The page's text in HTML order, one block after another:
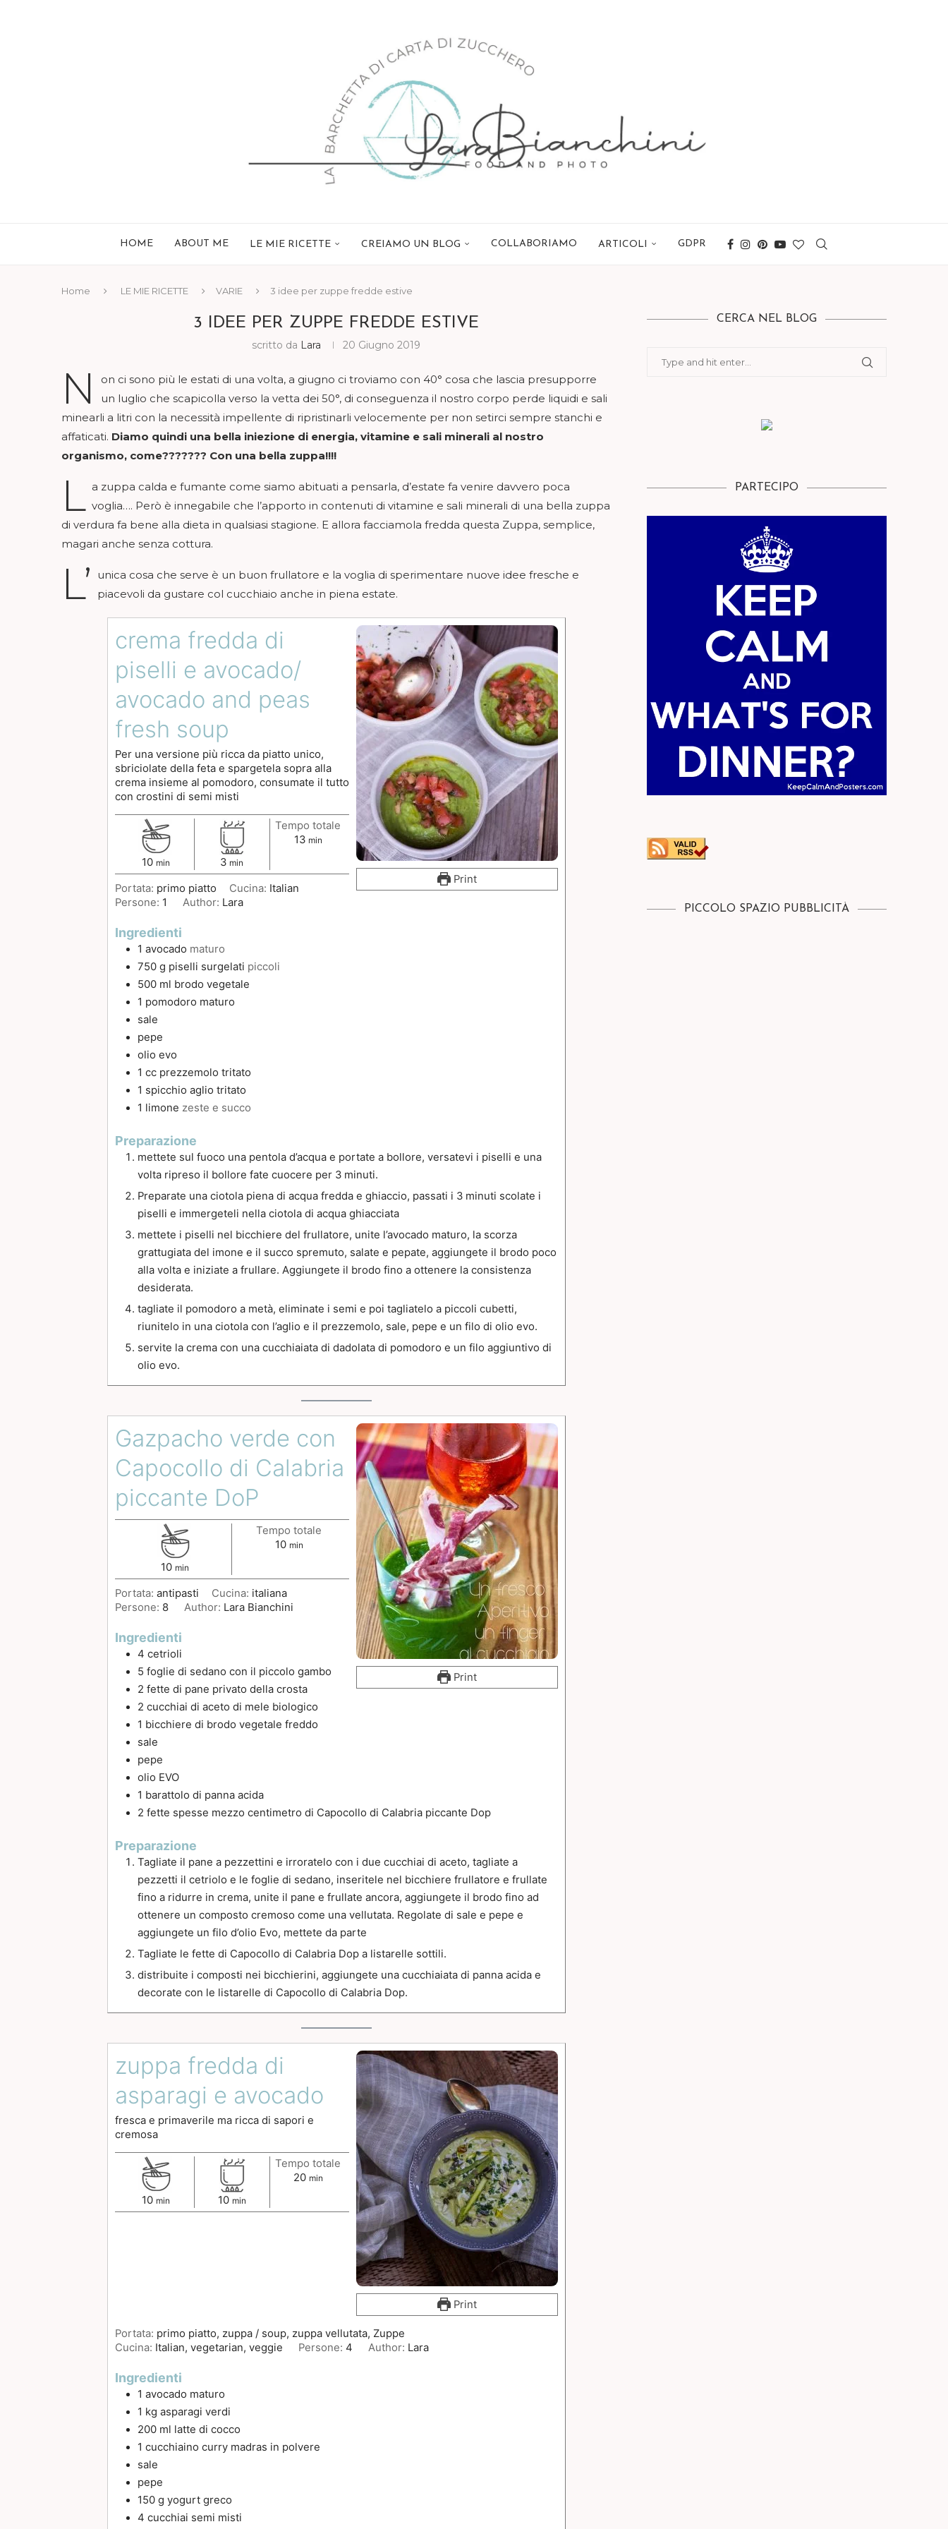
HOME ABOUT ME LE MIE RICETTE CREIAMO UN BLOG COLLABORIAMO ARTICOLI GDPR
Home LE MIE RICETTE VARIE 3 idee per zuppe fredde estive
3 IDEE PER ZUPPE FREDDE ESTIVE
scritto da Lara 20 Giugno 2019
N
on ci sono più le estati di una volta, a giugno ci troviamo con 40° cosa che lascia presupporre
un luglio che scapicolla verso la vetta dei 50°, di conseguenza il nostro corpo perde liquidi e sali
minearli a litri con la necessità impellente di ripristinarli velocemente per non setirci sempre stanchi e
affaticati. Diamo quindi una bella iniezione di energia, vitamine e sali minerali al nostro
organismo, come??????? Con una bella zuppa!!!!
L a zuppa calda e fumante come siamo abituati a pensarla, d’estate fa venire davvero poca
voglia…. Però è innegabile che l’apporto in contenuti di vitamine e sali minerali di una bella zuppa
di verdura fa bene alla dieta in qualsiasi stagione. E allora facciamola fredda questa Zuppa, semplice,
magari anche senza cottura.
L’
unica cosa che serve è un buon frullatore e la voglia di sperimentare nuove idee fresche e
piacevoli da gustare col cucchiaio anche in piena estate.
Print
crema fredda di
piselli e avocado/
avocado and peas
fresh soup
Per una versione più ricca da piatto unico,
sbriciolate della feta e spargetela sopra alla
crema insieme al pomodoro, consumate il tutto
con crostini di semi misti
10 min 3 min
Tempo totale
13 min
Portata: primo piatto Cucina: Italian
Persone: 1 Author: Lara
Ingredienti
1 avocado maturo
750 g piselli surgelati piccoli
500 ml brodo vegetale
1 pomodoro maturo
sale
pepe
olio evo
1 cc prezzemolo tritato
1 spicchio aglio tritato
1 limone zeste e succo
Preparazione
mettete sul fuoco una pentola d’acqua e portate a bollore, versatevi i piselli e una
volta ripreso il bollore fate cuocere per 3 minuti.
Preparate una ciotola piena di acqua fredda e ghiaccio, passati i 3 minuti scolate i
piselli e immergeteli nella ciotola di acqua ghiacciata
mettete i piselli nel bicchiere del frullatore, unite l’avocado maturo, la scorza
grattugiata del imone e il succo spremuto, salate e pepate, aggiungete il brodo poco
alla volta e iniziate a frullare. Aggiungete il brodo fino a ottenere la consistenza
desiderata.
tagliate il pomodoro a metà, eliminate i semi e poi tagliatelo a piccoli cubetti,
riunitelo in una ciotola con l’aglio e il prezzemolo, sale, pepe e un filo di olio evo.
servite la crema con una cucchiaiata di dadolata di pomodoro e un filo aggiuntivo di
olio evo.
Print
Gazpacho verde con
Capocollo di Calabria
piccante DoP
10 min
Tempo totale
10 min
Portata: antipasti Cucina: italiana
Persone: 8 Author: Lara Bianchini
Ingredienti
4 cetrioli
5 foglie di sedano con il piccolo gambo
2 fette di pane privato della crosta
2 cucchiai di aceto di mele biologico
1 bicchiere di brodo vegetale freddo
sale
pepe
olio EVO
1 barattolo di panna acida
2 fette spesse mezzo centimetro di Capocollo di Calabria piccante Dop
Preparazione
Tagliate il pane a pezzettini e irroratelo con i due cucchiai di aceto, tagliate a
pezzetti il cetriolo e le foglie di sedano, inseritele nel bicchiere frullatore e frullate
fino a ridurre in crema, unite il pane e frullate ancora, aggiungete il brodo fino ad
ottenere un composto cremoso come una vellutata. Regolate di sale e pepe e
aggiungete un filo d’olio Evo, mettete da parte
Tagliate le fette di Capocollo di Calabria Dop a listarelle sottili.
distribuite i composti nei bicchierini, aggiungete una cucchiaiata di panna acida e
decorate con le listarelle di Capocollo di Calabria Dop.
Print
zuppa fredda di
asparagi e avocado
fresca e primaverile ma ricca di sapori e
cremosa
10 min 10 min
Tempo totale
20 min
Portata: primo piatto, zuppa / soup, zuppa vellutata, Zuppe
Cucina: Italian, vegetarian, veggie Persone: 4 Author: Lara
Ingredienti
1 avocado maturo
1 kg asparagi verdi
200 ml latte di cocco
1 cucchiaino curry madras in polvere
sale
pepe
150 g yogurt greco
4 cucchiai semi misti
CERCA NEL BLOG
PARTECIPO
PICCOLO SPAZIO PUBBLICITÀ